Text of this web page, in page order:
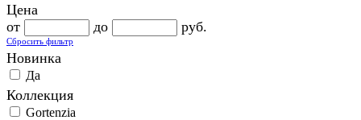
Цена
от
до руб.
Сбросить фильтр
Новинка
Да
Коллекция
Gortenzia